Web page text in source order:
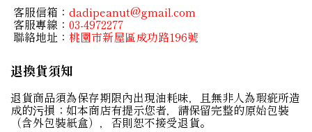
客服信箱： dadipeanut@gmail.com
客服專線： 03-4972277
聯絡地址： 桃園市新屋區成功路196號
退換貨須知
退貨商品須為保存期限內出現油耗味，且無非人為瑕疵所造
成的污損；如本商店有提示您者，請保留完整的原始包裝
（含外包裝紙盒），否則恕不接受退貨。